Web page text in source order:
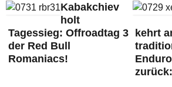
Kabakchiev
holt
Tagessieg: Offroadtag 3
der Red Bull
Romaniacs!
kehrt
zurück: